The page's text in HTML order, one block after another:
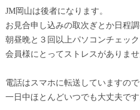
JM岡山は後者になります。
お見合申し込みの取次ぎとか日程
朝昼晩と３回以上パソコンチェック
会員様にとってストレスがありませ
電話はスマホに転送していますので
一日中ほとんどいつでも大丈夫です